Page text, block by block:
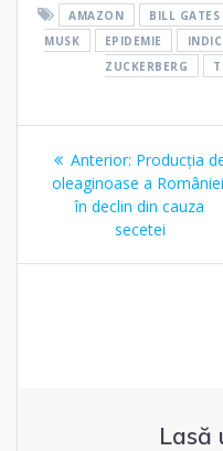
AMAZON BILL GATES
MUSK
EPIDEMIE
ZUCKERBERG
Navigare
articole
Anterior: Articolul
anterior:
Producția
oleaginoase a
în declin din cauza
secetei
Lasă